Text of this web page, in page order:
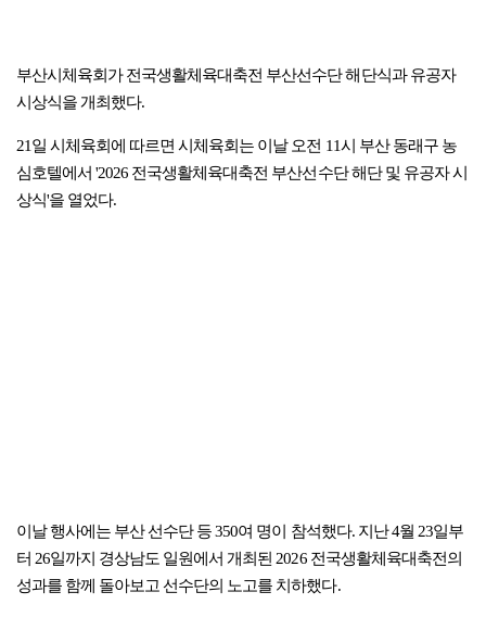
부산시체육회가 전국생활체육대축전 부산선수단 해단식과 유공자
시상식을 개최했다.
21일 시체육회에 따르면 시체육회는 이날 오전 11시 부산 동래구 농
심호텔에서 '2026 전국생활체육대축전 부산선수단 해단 및 유공자 시
상식'을 열었다.
이날 행사에는 부산 선수단 등 350여 명이 참석했다. 지난 4월 23일부
터 26일까지 경상남도 일원에서 개최된 2026 전국생활체육대축전의
성과를 함께 돌아보고 선수단의 노고를 치하했다.